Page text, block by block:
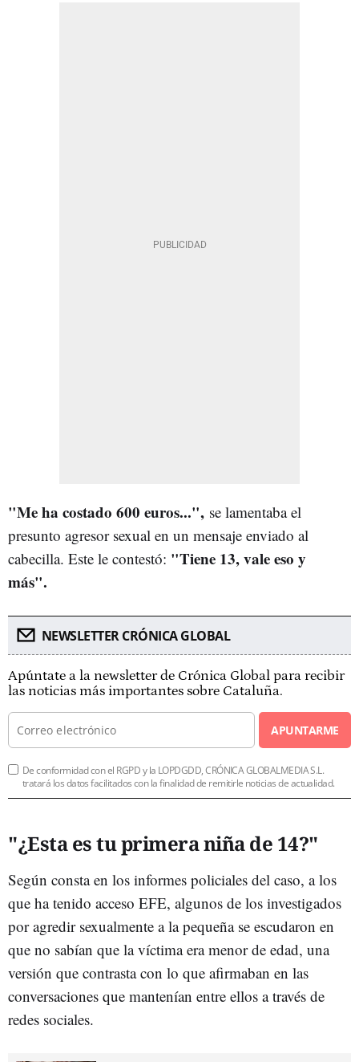
"Me ha costado 600 euros...", se lamentaba el
presunto agresor sexual en un mensaje enviado al
cabecilla. Este le contestó: "Tiene 13, vale eso y
más".
NEWSLETTER CRÓNICA GLOBAL
Apúntate a la newsletter de Crónica Global para recibir
las noticias más importantes sobre Cataluña.
APUNTARME
De conformidad con el RGPD y la LOPDGDD, CRÓNICA GLOBALMEDIA S.L.
tratará los datos facilitados con la finalidad de remitirle noticias de actualidad.
"¿Esta es tu primera niña de 14?"
Según consta en los informes policiales del caso, a los
que ha tenido acceso EFE, algunos de los investigados
por agredir sexualmente a la pequeña se escudaron en
que no sabían que la víctima era menor de edad, una
versión que contrasta con lo que afirmaban en las
conversaciones que mantenían entre ellos a través de
redes sociales.